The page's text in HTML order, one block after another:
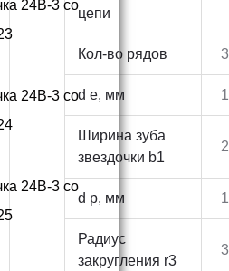
цепи
Кол-во рядов 3
d e, мм
Ширина зуба
звездочки b1
d p, мм
Радиус
закругления r3